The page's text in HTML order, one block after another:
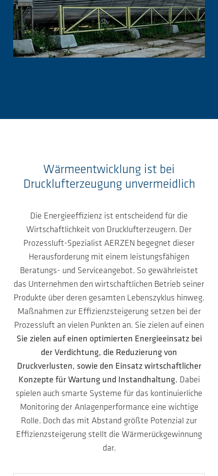
Wärmeentwicklung ist bei
Drucklufterzeugung unvermeidlich
Die Energieeffizienz ist entscheidend für die
Wirtschaftlichkeit von Drucklufterzeugern. Der
Prozessluft-Spezialist AERZEN begegnet dieser
Herausforderung mit einem leistungsfähigen
Beratungs- und Serviceangebot. So gewährleistet
das Unternehmen den wirtschaftlichen Betrieb seiner
Produkte über deren gesamten Lebenszyklus hinweg.
Maßnahmen zur Effizienzsteigerung setzen bei der
Prozessluft an vielen Punkten an. Sie zielen auf einen
Sie zielen auf einen optimierten Energieeinsatz bei
der Verdichtung, die Reduzierung von
Druckverlusten, sowie den Einsatz wirtschaftlicher
Konzepte für Wartung und Instandhaltung. Dabei
spielen auch smarte Systeme für das kontinuierliche
Monitoring der Anlagenperformance eine wichtige
Rolle. Doch das mit Abstand größte Potenzial zur
Effizienzsteigerung stellt die Wärmerückgewinnung
dar.